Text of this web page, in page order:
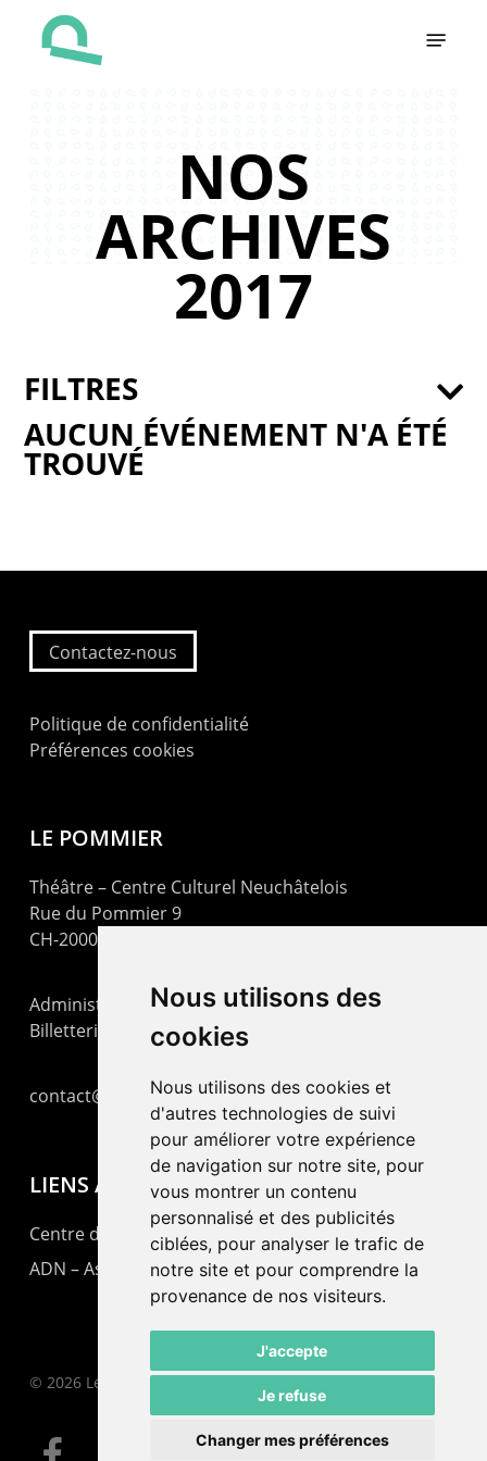
Nous utilisons des
cookies
Nous utilisons des cookies et
d'autres technologies de suivi
pour améliorer votre expérience
de navigation sur notre site, pour
vous montrer un contenu
personnalisé et des publicités
ciblées, pour analyser le trafic de
notre site et pour comprendre la
provenance de nos visiteurs.
J'accepte
Je refuse
Changer mes préférences
NOS
ARCHIVES
2017
AUCUN ÉVÉNEMENT N'A ÉTÉ
TROUVÉ
FILTRES
Contactez-nous
Politique de confidentialité
Préférences cookies
LE POMMIER
Théâtre – Centre Culturel Neuchâtelois
Rue du Pommier 9
CH-2000 Neuchâtel
Administration : +41 32 725 03 03
Billetterie : +41 32 725 05 05
contact@lepommier.ch
LIENS AMIS
Centre de culture ABC
ADN – Association Danse Neuchâtel
© 2026 Le Pommier.
facebook email